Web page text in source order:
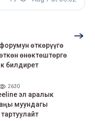
өткөрүүгө
өнөктөштөргө
билдирет
2630
эл аралык
муундагы